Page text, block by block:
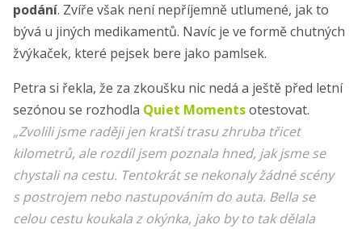
podání. Zvíře však není nepříjemně utlumené, jak to
bývá u jiných medikamentů. Navíc je ve formě chutných
žvýkaček, které pejsek bere jako pamlsek.
Petra si řekla, že za zkoušku nic nedá a ještě před letní
sezónou se rozhodla Quiet Momentsotestovat.
„Zvolili jsme raději jen kratší trasu zhruba třicet
kilometrů, ale rozdíl jsem poznala hned, jak jsme se
chystali na cestu. Tentokrát se nekonaly žádné scény
s postrojem nebo nastupováním do auta. Bella se
celou cestu koukala z okýnka, jako by to tak dělala